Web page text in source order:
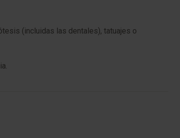
(incluidas las dentales), tatuajes o